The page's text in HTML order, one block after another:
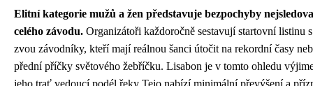
Elitní kategorie mužů a žen představuje bezpochyby
celého závodu. Organizátoři každoročně sestavují startovní listinu
zvou závodníky, kteří mají reálnou šanci útočit na rekordní časy
přední příčky světového žebříčku. Lisabon je v tomto ohledu
jeho trať vedoucí podél řeky Tejo nabízí minimální převýšení a